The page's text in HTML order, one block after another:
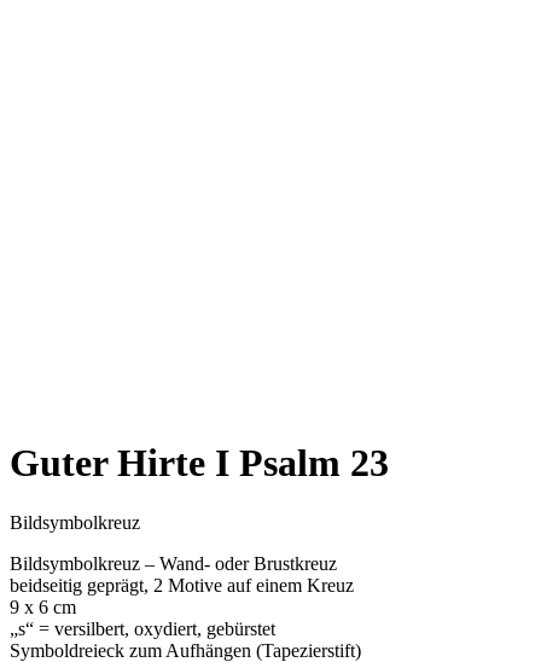
Guter Hirte I Psalm 23
Bildsymbolkreuz
Bildsymbolkreuz – Wand- oder Brustkreuz
beidseitig geprägt, 2 Motive auf einem Kreuz
9 x 6 cm
„s“ = versilbert, oxydiert, gebürstet
Symboldreieck zum Aufhängen (Tapezierstift)